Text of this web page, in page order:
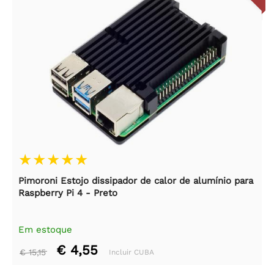
Pimoroni Estojo dissipador de calor de alumínio para
Raspberry Pi 4 - Preto
Em estoque
€ 15,15 € 4,55 Incluir CUBA